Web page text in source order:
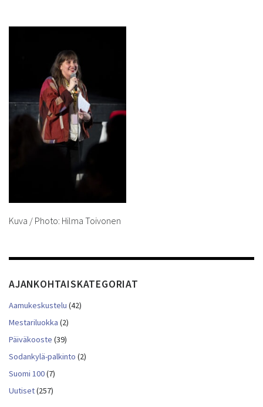
Kuva / Photo: Hilma Toivonen
AJANKOHTAISKATEGORIAT
Aamukeskustelu (42)
Mestariluokka (2)
Päiväkooste (39)
Sodankylä-palkinto (2)
Suomi 100(7)
Uutiset(257)